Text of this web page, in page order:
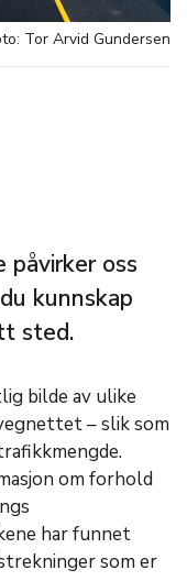
Tor Arvid Gundersen
oss
kunnskap
sted.
bilde av ulike
– slik som
om forhold
har funnet
som er